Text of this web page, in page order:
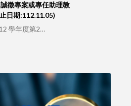
徵專案或專任助理教
日期:112.11.05)
學年度第2…